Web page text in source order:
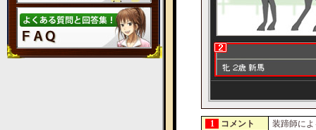
1 コメント
装蹄師に